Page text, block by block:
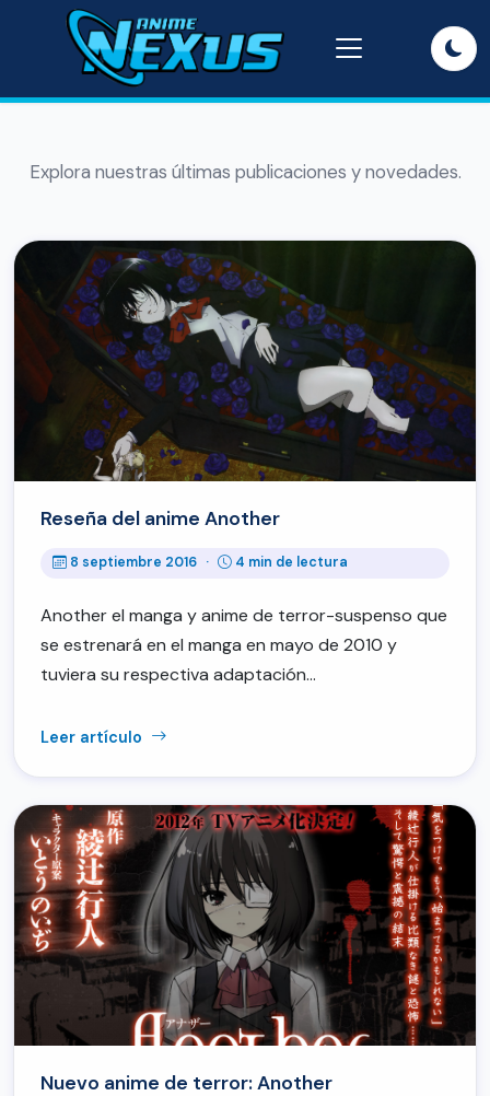
Explora nuestras últimas publicaciones y novedades.
Reseña del anime Another
8 septiembre 2016 · 4 min de lectura
Another el manga y anime de terror-suspenso que
se estrenará en el manga en mayo de 2010 y
tuviera su respectiva adaptación…
Leer artículo
Nuevo anime de terror: Another